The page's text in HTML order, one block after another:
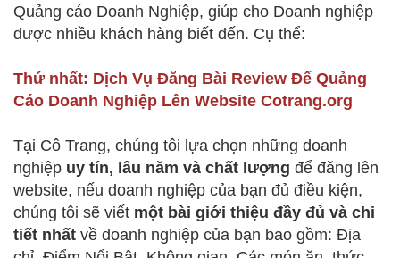
Quảng cáo Doanh Nghiệp, giúp cho Doanh nghiệp
được nhiều khách hàng biết đến. Cụ thể:
Thứ nhất: Dịch Vụ Đăng Bài Review Để Quảng
Cáo Doanh Nghiệp Lên Website Cotrang.org
Tại Cô Trang, chúng tôi lựa chọn những doanh
nghiệp uy tín, lâu năm và chất lượng để đăng lên
website, nếu doanh nghiệp của bạn đủ điều kiện,
chúng tôi sẽ viết một bài giới thiệu đầy đủ và chi
tiết nhất về doanh nghiệp của bạn bao gồm: Địa